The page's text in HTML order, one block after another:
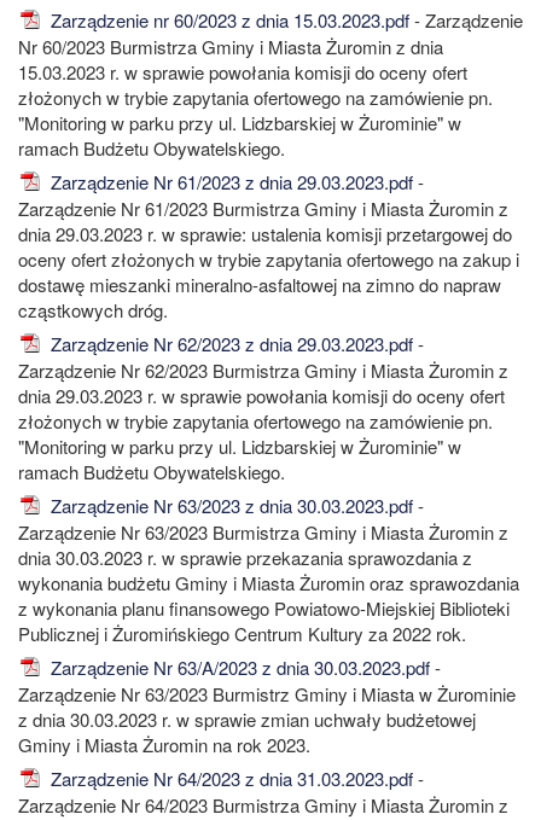
Zarządzenie nr 60/2023 z dnia 15.03.2023.pdf- Zarządzenie
Nr 60/2023 Burmistrza Gminy i Miasta Żuromin z dnia
15.03.2023 r. w sprawie powołania komisji do oceny ofert
złożonych w trybie zapytania ofertowego na zamówienie pn.
"Monitoring w parku przy ul. Lidzbarskiej w Żurominie" w
ramach Budżetu Obywatelskiego.
Zarządzenie Nr 61/2023 z dnia 29.03.2023.pdf-
Zarządzenie Nr 61/2023 Burmistrza Gminy i Miasta Żuromin z
dnia 29.03.2023 r. w sprawie: ustalenia komisji przetargowej do
oceny ofert złożonych w trybie zapytania ofertowego na zakup i
dostawę mieszanki mineralno-asfaltowej na zimno do napraw
cząstkowych dróg.
Zarządzenie Nr 62/2023 z dnia 29.03.2023.pdf-
Zarządzenie Nr 62/2023 Burmistrza Gminy i Miasta Żuromin z
dnia 29.03.2023 r. w sprawie powołania komisji do oceny ofert
złożonych w trybie zapytania ofertowego na zamówienie pn.
"Monitoring w parku przy ul. Lidzbarskiej w Żurominie" w
ramach Budżetu Obywatelskiego.
Zarządzenie Nr 63/2023 z dnia 30.03.2023.pdf-
Zarządzenie Nr 63/2023 Burmistrza Gminy i Miasta Żuromin z
dnia 30.03.2023 r. w sprawie przekazania sprawozdania z
wykonania budżetu Gminy i Miasta Żuromin oraz sprawozdania
z wykonania planu finansowego Powiatowo-Miejskiej Biblioteki
Publicznej i Żuromińskiego Centrum Kultury za 2022 rok.
Zarządzenie Nr 63/A/2023 z dnia 30.03.2023.pdf-
Zarządzenie Nr 63/2023 Burmistrz Gminy i Miasta w Żurominie
z dnia 30.03.2023 r. w sprawie zmian uchwały budżetowej
Gminy i Miasta Żuromin na rok 2023.
Zarządzenie Nr 64/2023 z dnia 31.03.2023.pdf-
Zarządzenie Nr 64/2023 Burmistrza Gminy i Miasta Żuromin z